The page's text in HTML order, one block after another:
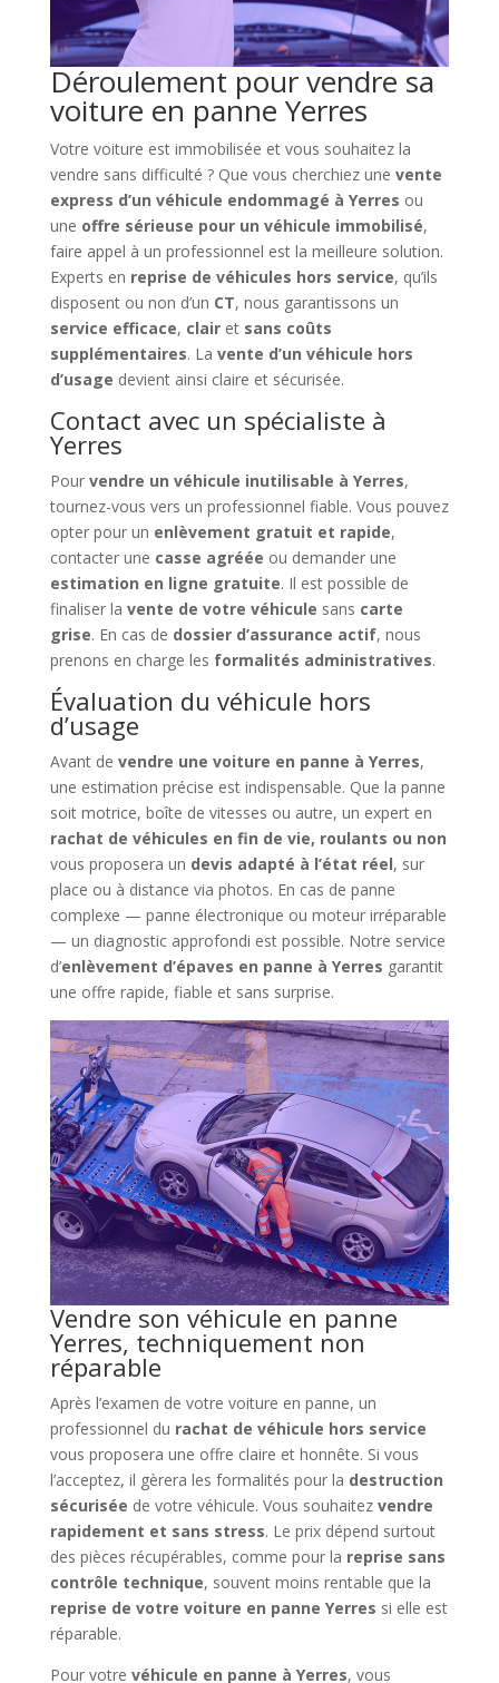
Déroulement pour vendre sa
voiture en panne Yerres
Votre voiture est immobilisée et vous souhaitez la
vendre sans difficulté ? Que vous cherchiez une vente
express d’un véhicule endommagé à Yerres ou
une offre sérieuse pour un véhicule immobilisé,
faire appel à un professionnel est la meilleure solution.
Experts en reprise de véhicules hors service, qu’ils
disposent ou non d’un CT, nous garantissons un
service efficace, clairet sans coûts
supplémentaires. La vente d’un véhicule hors
d’usage devient ainsi claire et sécurisée.
Contact avec un spécialiste à
Yerres
Pour vendre un véhicule inutilisable à Yerres,
tournez-vous vers un professionnel fiable. Vous pouvez
opter pour un enlèvement gratuit et rapide,
contacter une casse agréée ou demander une
estimation en ligne gratuite. Il est possible de
finaliser la vente de votre véhicule sans carte
grise. En cas de dossier d’assurance actif, nous
prenons en charge les formalités administratives.
Évaluation du véhicule hors
d’usage
Avant de vendre une voiture en panne à Yerres,
une estimation précise est indispensable. Que la panne
soit motrice, boîte de vitesses ou autre, un expert en
rachat de véhicules en fin de vie, roulants ou non
vous proposera un devis adapté à l’état réel, sur
place ou à distance via photos. En cas de panne
complexe — panne électronique ou moteur irréparable
— un diagnostic approfondi est possible. Notre service
d’enlèvement d’épaves en panne à Yerres garantit
une offre rapide, fiable et sans surprise.
Vendre son véhicule en panne
Yerres, techniquement non
réparable
Après l’examen de votre voiture en panne, un
professionnel du rachat de véhicule hors service
vous proposera une offre claire et honnête. Si vous
l’acceptez, il gèrera les formalités pour la destruction
sécurisée de votre véhicule. Vous souhaitez vendre
rapidement et sans stress. Le prix dépend surtout
des pièces récupérables, comme pour la reprise sans
contrôle technique, souvent moins rentable que la
reprise de votre voiture en panne Yerres si elle est
réparable.
Pour votre véhicule en panne à Yerres, vous